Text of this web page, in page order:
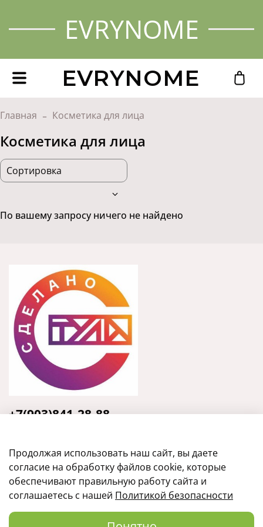
EVRYNOME
EVRYNOME
Главная Косметика для лица
Косметика для лица
По вашему запросу ничего не найдено
+7(903)841-28-88
Продолжая использовать наш сайт, вы даете
согласие на обработку файлов cookie, которые
обеспечивают правильную работу сайта и
соглашаетесь с нашей Политикой безопасности